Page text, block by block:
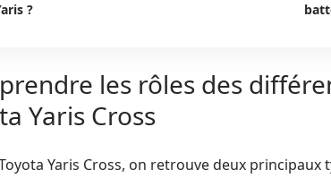
?
les rôles des
Yaris Cross
Yaris Cross, on retrouve deux